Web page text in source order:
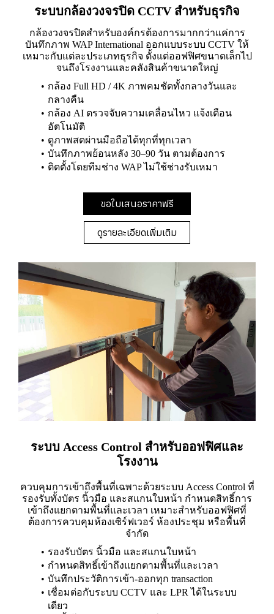
ระบบกล้องวงจรปิด CCTV สำหรับธุรกิจ
กล้องวงจรปิดสำหรับองค์กรต้องการมากกว่าแค่การ
บันทึกภาพ WAP International ออกแบบระบบ CCTV ให้
เหมาะกับแต่ละประเภทธุรกิจ ตั้งแต่ออฟฟิศขนาดเล็กไป
จนถึงโรงงานและคลังสินค้าขนาดใหญ่
กล้อง Full HD / 4K ภาพคมชัดทั้งกลางวันและ
กลางคืน
กล้อง AI ตรวจจับความเคลื่อนไหว แจ้งเตือน
อัตโนมัติ
ดูภาพสดผ่านมือถือได้ทุกที่ทุกเวลา
บันทึกภาพย้อนหลัง 30–90 วัน ตามต้องการ
ติดตั้งโดยทีมช่าง WAP ไม่ใช้ช่างรับเหมา
ขอใบเสนอราคาฟรี
ดูรายละเอียดเพิ่มเติม
ระบบ Access Control สำหรับออฟฟิศและ
โรงงาน
ควบคุมการเข้าถึงพื้นที่เฉพาะด้วยระบบ Access Control ที่
รองรับทั้งบัตร นิ้วมือ และสแกนใบหน้า กำหนดสิทธิ์การ
เข้าถึงแยกตามพื้นที่และเวลา เหมาะสำหรับออฟฟิศที่
ต้องการควบคุมห้องเซิร์ฟเวอร์ ห้องประชุม หรือพื้นที่
จำกัด
รองรับบัตร นิ้วมือ และสแกนใบหน้า
กำหนดสิทธิ์เข้าถึงแยกตามพื้นที่และเวลา
บันทึกประวัติการเข้า-ออกทุก transaction
เชื่อมต่อกับระบบ CCTV และ LPR ได้ในระบบ
เดียว